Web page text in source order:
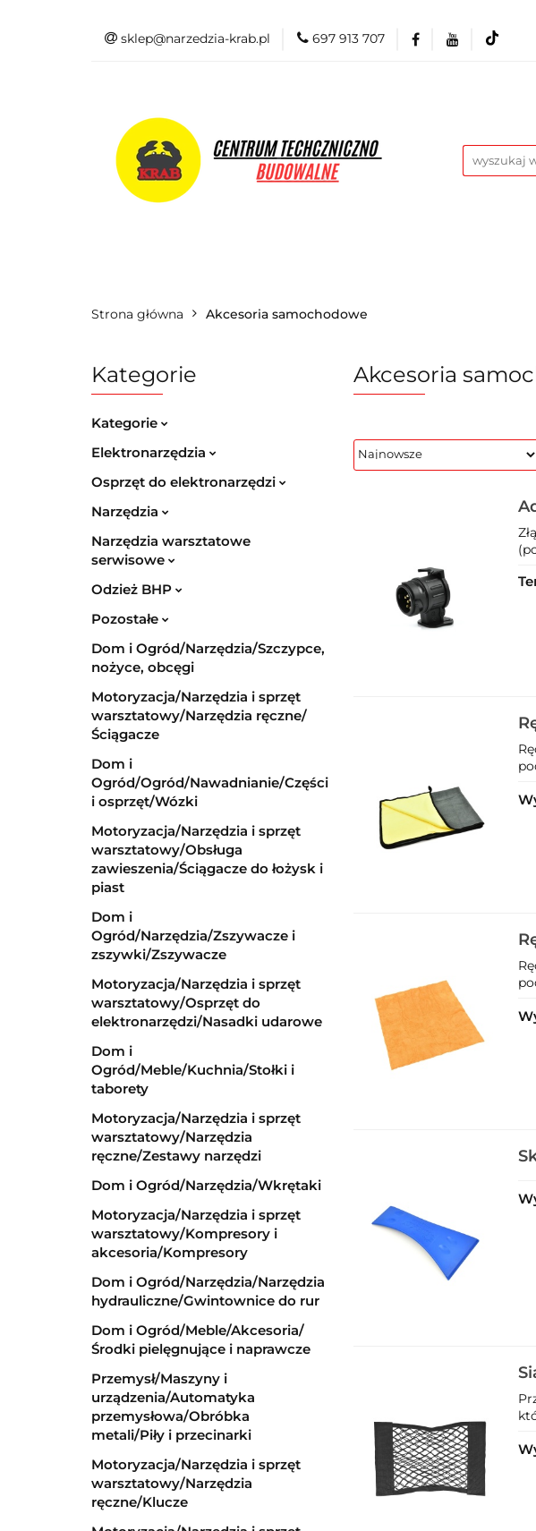
sklep@narzedzia-krab.pl 697 913 707
Elektronarzędzia Akcesoria i
Strona główna Akcesoria samochodowe
Kategorie
Kategorie
Elektronarzędzia
Osprzęt do elektronarzędzi
Narzędzia
Narzędzia warsztatowe
serwisowe
Odzież BHP
Pozostałe
Dom i Ogród/Narzędzia/Szczypce,
nożyce, obcęgi
Motoryzacja/Narzędzia i sprzęt
warsztatowy/Narzędzia ręczne/
Ściągacze
Dom i
Ogród/Ogród/Nawadnianie/Części
i osprzęt/Wózki
Motoryzacja/Narzędzia i sprzęt
warsztatowy/Obsługa
zawieszenia/Ściągacze do łożysk i
piast
Dom i
Ogród/Narzędzia/Zszywacze i
zszywki/Zszywacze
Motoryzacja/Narzędzia i sprzęt
warsztatowy/Osprzęt do
elektronarzędzi/Nasadki udarowe
Dom i
Ogród/Meble/Kuchnia/Stołki i
taborety
Motoryzacja/Narzędzia i sprzęt
warsztatowy/Narzędzia
ręczne/Zestawy narzędzi
Dom i Ogród/Narzędzia/Wkrętaki
Motoryzacja/Narzędzia i sprzęt
warsztatowy/Kompresory i
akcesoria/Kompresory
Dom i Ogród/Narzędzia/Narzędzia
hydrauliczne/Gwintownice do rur
Dom i Ogród/Meble/Akcesoria/
Środki pielęgnujące i naprawcze
Przemysł/Maszyny i
urządzenia/Automatyka
przemysłowa/Obróbka
metali/Piły i przecinarki
Motoryzacja/Narzędzia i sprzęt
warsztatowy/Narzędzia
ręczne/Klucze
Akcesoria